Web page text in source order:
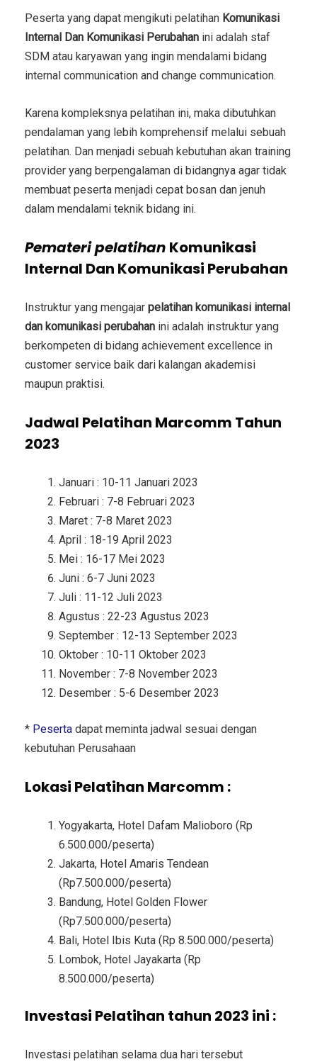
Peserta yang dapat mengikuti pelatihan Komunikasi
Internal Dan Komunikasi Perubahan ini adalah staf
SDM atau karyawan yang ingin mendalami bidang
internal communication and change communication.
Karena kompleksnya pelatihan ini, maka dibutuhkan
pendalaman yang lebih komprehensif melalui sebuah
pelatihan. Dan menjadi sebuah kebutuhan akan training
provider yang berpengalaman di bidangnya agar tidak
membuat peserta menjadi cepat bosan dan jenuh
dalam mendalami teknik bidang ini.
Pemateripelatihan Komunikasi
Internal Dan Komunikasi Perubahan
Instruktur yang mengajar pelatihan komunikasi internal
dan komunikasi perubahan ini adalah instruktur yang
berkompeten di bidang achievement excellence in
customer service baik dari kalangan akademisi
maupun praktisi.
Jadwal Pelatihan Marcomm Tahun
2023
Januari : 10-11 Januari 2023
Februari : 7-8 Februari 2023
Maret : 7-8 Maret 2023
April : 18-19 April 2023
Mei : 16-17 Mei 2023
Juni : 6-7 Juni 2023
Juli : 11-12 Juli 2023
Agustus : 22-23 Agustus 2023
September : 12-13 September 2023
Oktober : 10-11 Oktober 2023
November : 7-8 November 2023
Desember : 5-6 Desember 2023
* Peserta dapat meminta jadwal sesuai dengan
kebutuhan Perusahaan
Lokasi Pelatihan Marcomm :
Yogyakarta, Hotel Dafam Malioboro (Rp
6.500.000/peserta)
Jakarta, Hotel Amaris Tendean
(Rp7.500.000/peserta)
Bandung, Hotel Golden Flower
(Rp7.500.000/peserta)
Bali, Hotel Ibis Kuta (Rp 8.500.000/peserta)
Lombok, Hotel Jayakarta (Rp
8.500.000/peserta)
Investasi Pelatihan tahun 2023 ini :
Investasi pelatihan selama dua hari tersebut